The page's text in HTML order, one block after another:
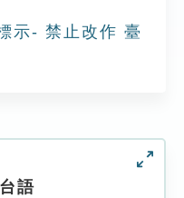
示- 禁止改作 臺
語